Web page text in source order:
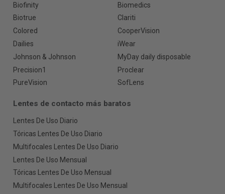
Biofinity
Biomedics
Biotrue
Clariti
Colored
CooperVision
Dailies
iWear
Johnson & Johnson
MyDay daily disposable
Precision1
Proclear
PureVision
SofLens
Lentes de contacto más baratos
Lentes De Uso Diario
Tóricas Lentes De Uso Diario
Multifocales Lentes De Uso Diario
Lentes De Uso Mensual
Tóricas Lentes De Uso Mensual
Multifocales Lentes De Uso Mensual